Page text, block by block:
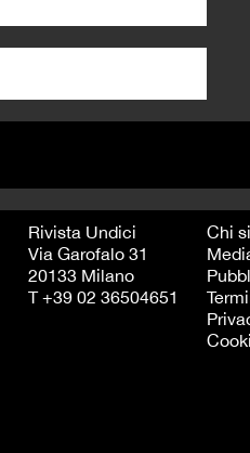
Rivista Undici
Via Garofalo 31
20133 Milano
T +39 02 36504651
Chi